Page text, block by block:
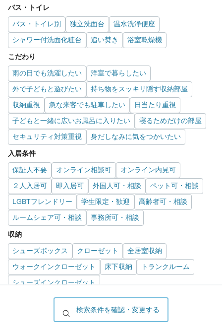
検索条件を確認・変更する
バス・トイレ
バス・トイレ別 独立洗面台
温水洗浄便座
シャワー付洗面化粧台
追い焚き 浴室乾燥機
こだわり
雨の日でも洗濯したい
洋室で暮らしたい
外で子どもと遊びたい
持ち物をスッキリ隠す収納部屋
収納重視
急な来客でも駐車したい
日当たり重視
子どもと一緒に広いお風呂に入りたい
寝るためだけの部屋
セキュリティ対策重視
身だしなみに気をつかいたい
入居条件
保証人不要 オンライン相談可
オンライン内見可
２人入居可
即入居可 外国人可・相談
ペット可・相談
LGBTフレンドリー
学生限定・歓迎
高齢者可・相談
ルームシェア可・相談
事務所可・相談
収納
シューズボックス クローゼット
全居室収納
ウォークインクローゼット
床下収納
トランクルーム
シューズインクローゼット
ガーデニングが好き
推し活グッズを飾りたい